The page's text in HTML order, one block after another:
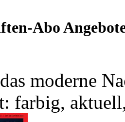
Abo
moderne
farbig,